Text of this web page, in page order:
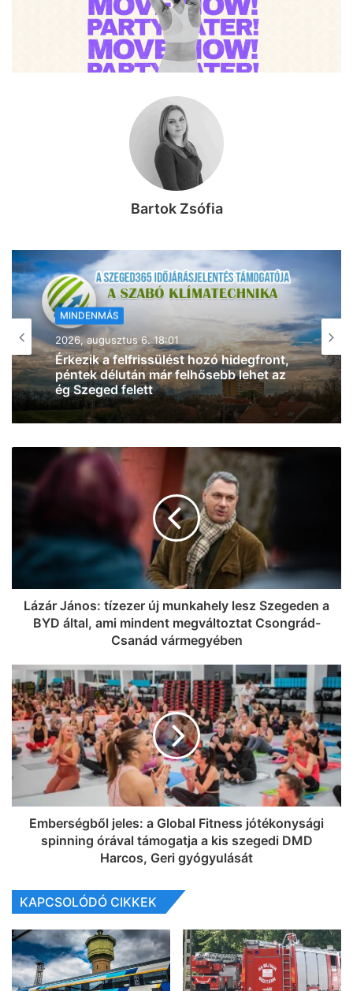
Bartok Zsófia
MINDENMÁS
2026, augusztus 6. 16:40
Enyhül a hőség Szegeden – szombattól
már csak másodfokú lesz a
hőségriasztás
Lázár János: tízezer új munkahely lesz Szegeden a
BYD által, ami mindent megváltoztat Csongrád-
Csanád vármegyében
Emberségből jeles: a Global Fitness jótékonysági
spinning órával támogatja a kis szegedi DMD
Harcos, Geri gyógyulását
KAPCSOLÓDÓ CIKKEK